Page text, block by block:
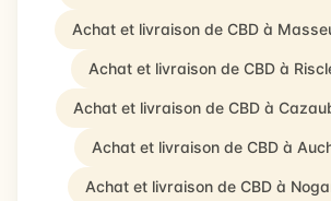
Achat et livraison de CBD à
Achat et livraison de CBD à
Achat et livraison de CBD à
Achat et livraison de CBD à
Achat et livraison de CBD à